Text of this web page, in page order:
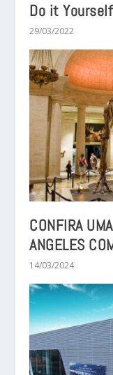
Do it
29/03/2022
CONFIRA
ANGELES
14/03/2024